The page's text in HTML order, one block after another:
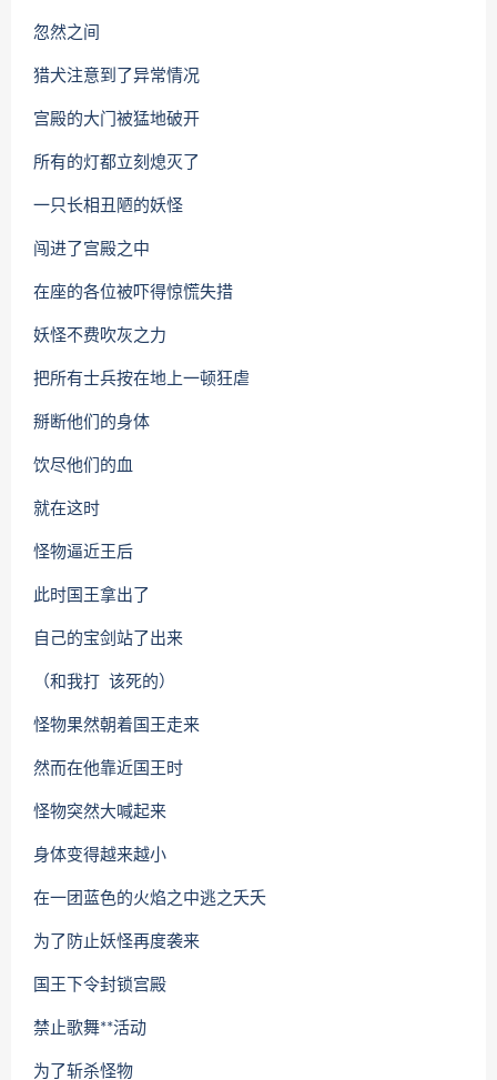
忽然之间
猎犬注意到了异常情况
宫殿的大门被猛地破开
所有的灯都立刻熄灭了
一只长相丑陋的妖怪
闯进了宫殿之中
在座的各位被吓得惊慌失措
妖怪不费吹灰之力
把所有士兵按在地上一顿狂虐
掰断他们的身体
饮尽他们的血
就在这时
怪物逼近王后
此时国王拿出了
自己的宝剑站了出来
（和我打 该死的）
怪物果然朝着国王走来
然而在他靠近国王时
怪物突然大喊起来
身体变得越来越小
在一团蓝色的火焰之中逃之夭夭
为了防止妖怪再度袭来
国王下令封锁宫殿
禁止歌舞**活动
为了斩杀怪物